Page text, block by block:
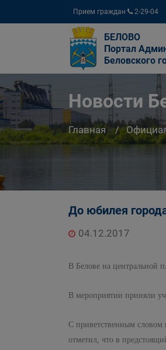
Прием граждан 2-29-04
БЕЛОВО
Портал
Беловского
Новости
Главная
До юбилея
04.12.2017
В Белове на центральной
В мероприятии приняли
С приветственным словом
отметил, что в